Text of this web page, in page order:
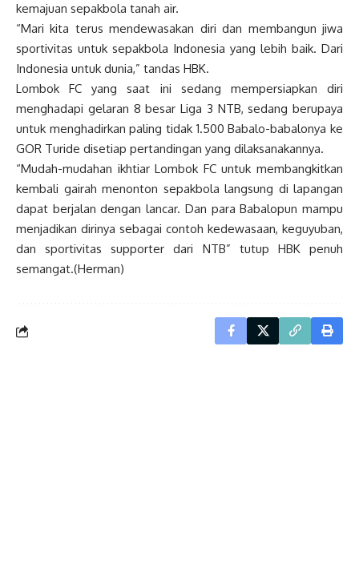
kemajuan sepakbola tanah air.
“Mari kita terus mendewasakan diri dan membangun jiwa
sportivitas untuk sepakbola Indonesia yang lebih baik. Dari
Indonesia untuk dunia,” tandas HBK.
Lombok FC yang saat ini sedang mempersiapkan diri
menghadapi gelaran 8 besar Liga 3 NTB, sedang berupaya
untuk menghadirkan paling tidak 1.500 Babalo-babalonya ke
GOR Turide disetiap pertandingan yang dilaksanakannya.
“Mudah-mudahan ikhtiar Lombok FC untuk membangkitkan
kembali gairah menonton sepakbola langsung di lapangan
dapat berjalan dengan lancar. Dan para Babalopun mampu
menjadikan dirinya sebagai contoh kedewasaan, keguyuban,
dan sportivitas supporter dari NTB” tutup HBK penuh
semangat.(Herman)